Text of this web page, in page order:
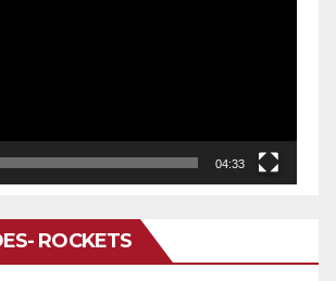
04:33
ROCKETS